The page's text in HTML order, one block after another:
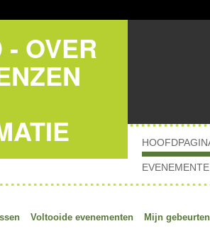
- OVER
Voltooide evenementen Mijn